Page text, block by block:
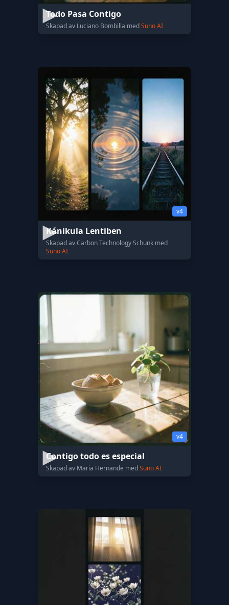
Todo Pasa Contigo
Skapad av Luciano Bombilla medSuno AI
v4
Kánikula Lentiben
Skapad av Carbon Technology Schunk med
Suno AI
v4
Contigo todo es especial
Skapad av Maria Hernande medSuno AI